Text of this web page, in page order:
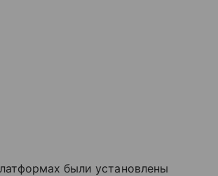
были установлены